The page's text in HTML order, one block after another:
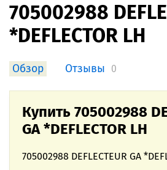
705002988
*DEFLECTOR LH
Обзор Отзывы 0
Купить 705002988
GA *DEFLECTOR LH
705002988 DEFLECTEUR GA